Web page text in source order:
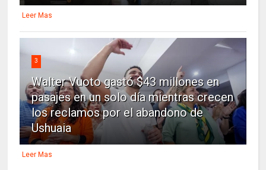
Leer Mas
3
Walter Vuoto gastó $43 millones en
pasajes en un solo día mientras crecen
los reclamos por el abandono de
Ushuaia
Leer Mas